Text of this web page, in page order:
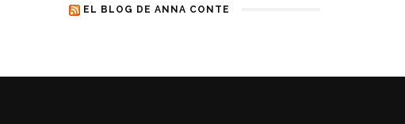
EL BLOG DE ANNA CONTE